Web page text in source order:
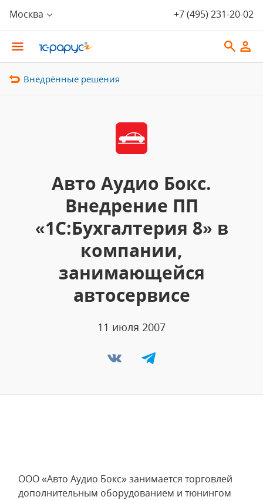
Москва +7 (495) 231-20-02
Внедрённые решения
Авто Аудио Бокс.
Внедрение ПП
«1С:Бухгалтерия 8» в
компании,
занимающейся
автосервисе
11 июля 2007
ООО «Авто Аудио Бокс» занимается торговлей
дополнительным оборудованием и тюнингом